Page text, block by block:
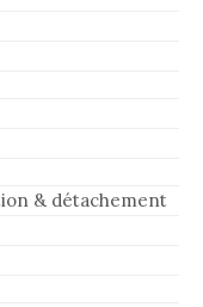
& détachement